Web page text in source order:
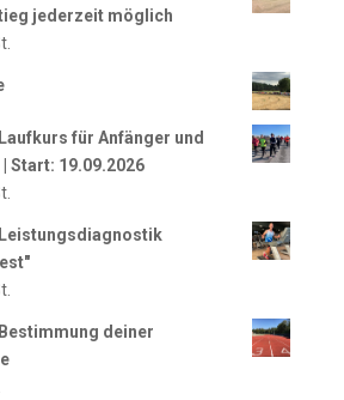
jederzeit möglich
für Anfänger und
Start: 19.09.2026
deiner